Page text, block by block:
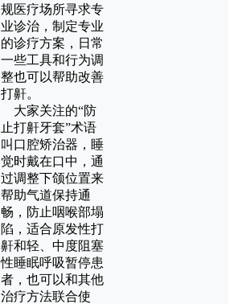
规医疗场所寻求专
业诊治，制定专业
的诊疗方案，日常
一些工具和行为调
整也可以帮助改善
打鼾。
大家关注的“防
止打鼾牙套”术语
叫口腔矫治器，睡
觉时戴在口中，通
过调整下颌位置来
帮助气道保持通
畅，防止咽喉部塌
陷，适合原发性打
鼾和轻、中度阻塞
性睡眠呼吸暂停患
者，也可以和其他
治疗方法联合使